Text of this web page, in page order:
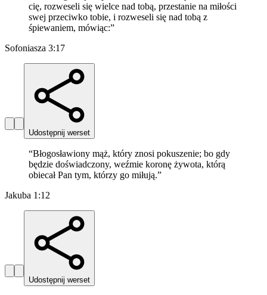
cię, rozweseli się wielce nad tobą, przestanie na miłości
swej przeciwko tobie, i rozweseli się nad tobą z
śpiewaniem, mówiąc:”
Sofoniasza 3:17
Udostępnij werset
“Błogosławiony mąż, który znosi pokuszenie; bo gdy
będzie doświadczony, weźmie koronę żywota, którą
obiecał Pan tym, którzy go miłują.”
Jakuba 1:12
Udostępnij werset